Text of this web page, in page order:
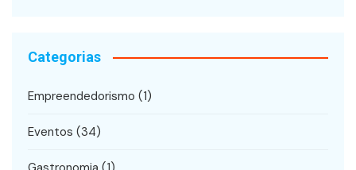
Categorias
Empreendedorismo (1)
Eventos (34)